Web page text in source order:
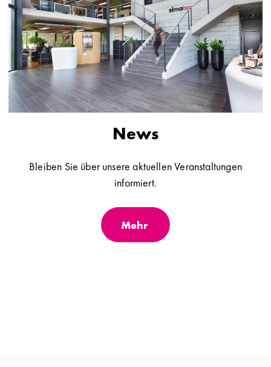
News
Bleiben Sie über unsere aktuellen Veranstaltungen
informiert.
Mehr